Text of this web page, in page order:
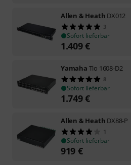
Allen & Heath DX012
3
Sofort lieferbar
1.409€
Yamaha Tio 1608-D2
8
Sofort lieferbar
1.749€
Allen & Heath DX88-P
1
Sofort lieferbar
919 €